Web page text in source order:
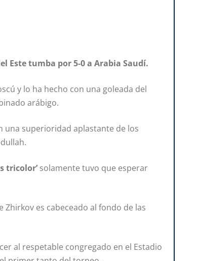
Este tumba por 5-0 a Arabia Saudí.
y lo ha hecho con una goleada del
arábigo.
una superioridad aplastante de los
tricolor’solamente tuvo que esperar
es cabeceado al fondo de las
al respetable congregado en el Estadio